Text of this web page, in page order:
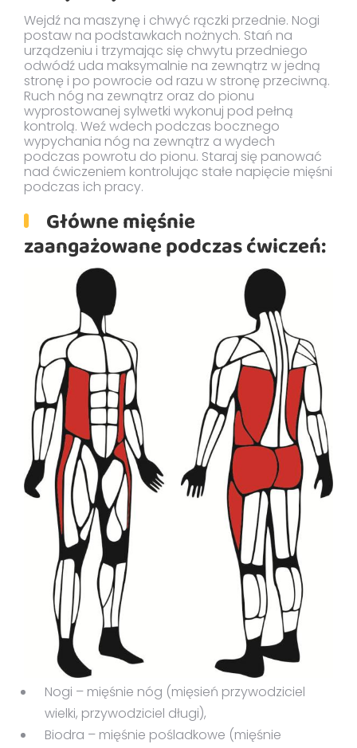
Wejdź na maszynę i chwyć rączki przednie. Nogi
postaw na podstawkach nożnych. Stań na
urządzeniu i trzymając się chwytu przedniego
odwódź uda maksymalnie na zewnątrz w jedną
stronę i po powrocie od razu w stronę przeciwną.
Ruch nóg na zewnątrz oraz do pionu
wyprostowanej sylwetki wykonuj pod pełną
kontrolą. Weź wdech podczas bocznego
wypychania nóg na zewnątrz a wydech
podczas powrotu do pionu. Staraj się panować
nad ćwiczeniem kontrolując stałe napięcie mięśni
podczas ich pracy.
Główne mięśnie
zaangażowane podczas ćwiczeń:
Nogi – mięśnie nóg (mięsień przywodziciel
wielki, przywodziciel długi),
Biodra – mięśnie pośladkowe (mięśnie